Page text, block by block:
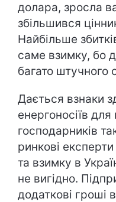
долара, зросла
збільшився
Найбільше
саме взимку, бо
багато штучного
Дається взнаки
енергоносіїв
господарників
ринкові
та взимку в
не вигідно.
додаткові гроші